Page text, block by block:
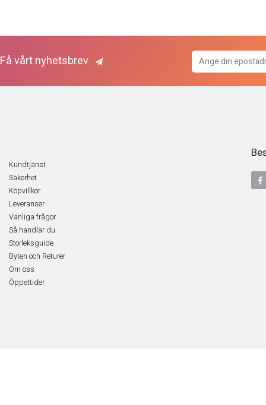
Få vårt nyhetsbrev
Kundtjänst
Säkerhet
Köpvillkor
Leveranser
Vanliga frågor
Så handlar du
Storleksguide
Byten och Returer
Om oss
Öppettider